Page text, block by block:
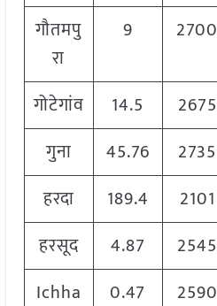
गौतमपु
रा
9 2700
गोटेगांव 14.5 2675
गुना
45.76 2735
हरदा
189.4 2101
हरसूद
4.87 2545
Ichha
0.47 2590